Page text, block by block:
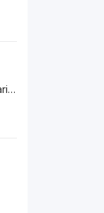
Assalomu alaykum.xa buldi narxilari qanaqa